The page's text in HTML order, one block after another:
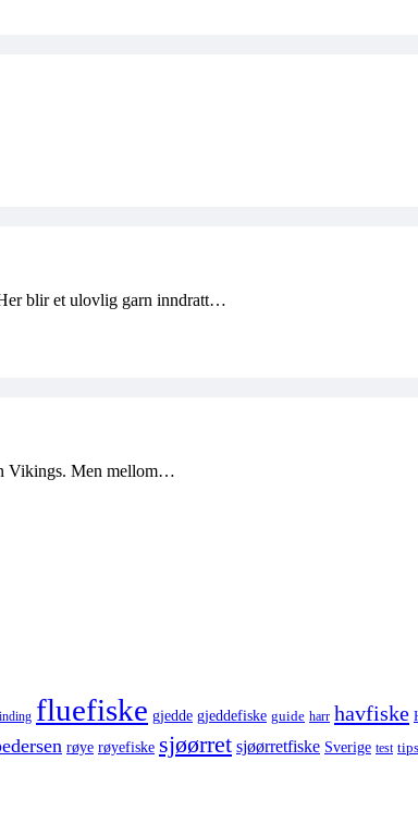
blir et ulovlig garn inndratt…
Vikings. Men mellom…
fluefiske gjedde gjeddefiske guide harr havfiske
røye røyefiske sjøørret sjøørretfiske Sverige test tips